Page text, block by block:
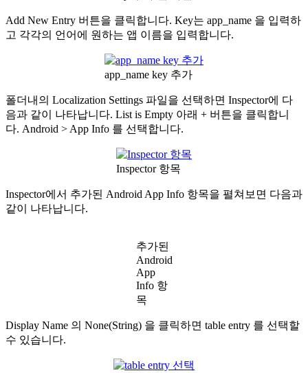
Add New Entry 버튼을 클릭합니다. Key는 app_name 을 입력하
고 각각의 언어에 원하는 앱 이름을 입력합니다.
app_name key 추가
폴더내의 Localization Settings 파일을 선택하면 Inspector에 다
음과 같이 나타납니다. List is Empty 아래 + 버튼을 클릭합니
다. Android > App Info 를 선택합니다.
Inspector 항목
Inspector에서 추가된 Android App Info 항목을 펼쳐보면 다음과
같이 나타납니다.
추가된
Android
App
Info 항
목
Display Name 의 None(String) 을 클릭하면 table entry 를 선택할
수 있습니다.